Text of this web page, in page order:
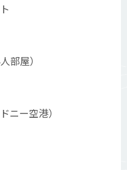
部屋）
ニー空港）